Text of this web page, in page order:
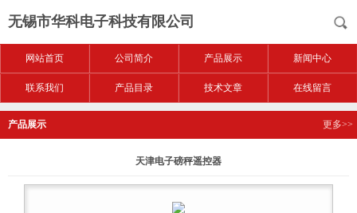
无锡市华科电子科技有限公司
网站首页 公司简介 产品展示 新闻中心
联系我们 产品目录 技术文章 在线留言
产品展示 更多>>
天津电子磅秤遥控器